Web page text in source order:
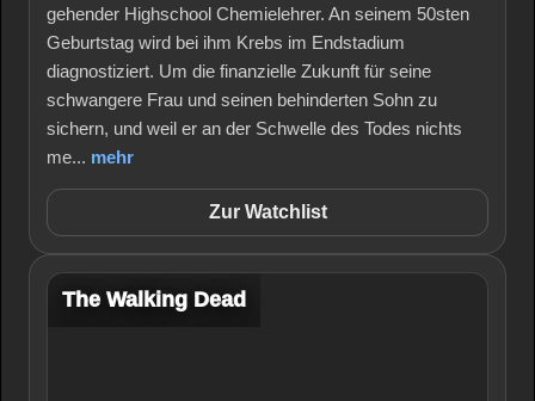
gehender Highschool Chemielehrer. An seinem 50sten
Geburtstag wird bei ihm Krebs im Endstadium
diagnostiziert. Um die finanzielle Zukunft für seine
schwangere Frau und seinen behinderten Sohn zu
sichern, und weil er an der Schwelle des Todes nichts
me... mehr
Zur Watchlist
The Walking Dead